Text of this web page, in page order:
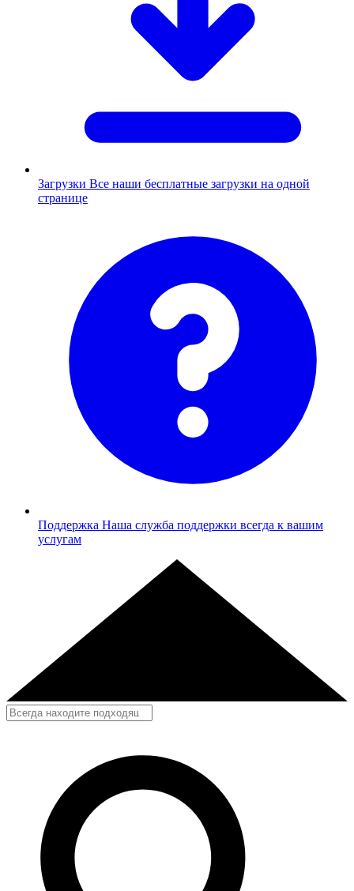
Загрузки Все наши бесплатные загрузки на одной
странице
Поддержка Наша служба поддержки всегда к вашим
услугам